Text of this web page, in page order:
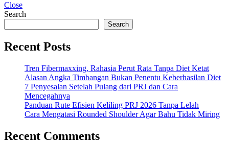
Close
Search
Search
Recent Posts
Tren Fibermaxxing, Rahasia Perut Rata Tanpa Diet Ketat
Alasan Angka Timbangan Bukan Penentu Keberhasilan Diet
7 Penyesalan Setelah Pulang dari PRJ dan Cara
Mencegahnya
Panduan Rute Efisien Keliling PRJ 2026 Tanpa Lelah
Cara Mengatasi Rounded Shoulder Agar Bahu Tidak Miring
Recent Comments